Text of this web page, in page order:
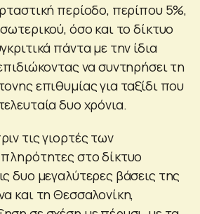
περίοδο, περίπου 5%,
όσο και το δίκτυο
πάντα με την ίδια
να συντηρήσει τη
επιθυμίας για ταξίδι που
δυο χρόνια.
τις γιορτές των
στο δίκτυο
δυο μεγαλύτερες βάσεις της
και τη Θεσσαλονίκη,